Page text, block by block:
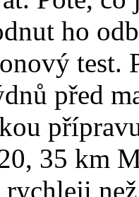
ho
test.
před
35 km